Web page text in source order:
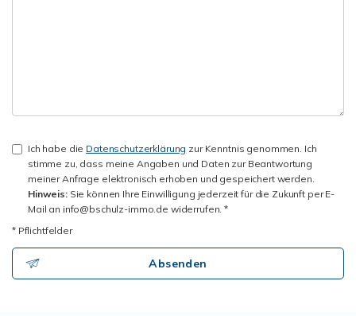
Ich habe die Datenschutzerklärung zur Kenntnis genommen. Ich
stimme zu, dass meine Angaben und Daten zur Beantwortung
meiner Anfrage elektronisch erhoben und gespeichert werden.
Hinweis:Sie können Ihre Einwilligung jederzeit für die Zukunft per E-
Mail an info@bschulz-immo.de widerrufen. *
* Pflichtfelder
Absenden